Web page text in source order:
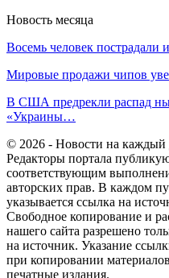
Новость месяца
Восемь человек
Мировые продажи чипов
В США предрекли распад
«Украины…
© 2026 - Новости на
Редакторы портала
соответствующим
авторских прав. В каждом
указывается ссылка на
Свободное копирование и
нашего сайта разрешено
на источник. Указание
при копировании
печатные издания.